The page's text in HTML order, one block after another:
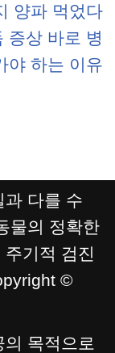
양파 먹었다
증상 바로 병
야 하는 이유
과 다를 수
물의 정확한
기적 검진
©
목적으로